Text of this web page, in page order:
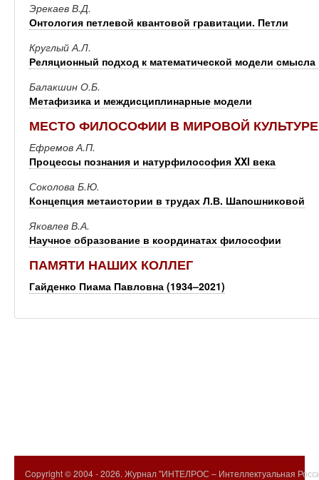
Эрекаев В.Д.
Онтология петлевой квантовой гравитации. Петли
Круглый А.Л.
Реляционный подход к математической модели
Балакшин О.Б.
Метафизика и междисциплинарные модели
МЕСТО ФИЛОСОФИИ В МИРОВОЙ КУЛЬТУРЕ
Ефремов А.П.
Процессы познания и натурфилософия XXI века
Соколова Б.Ю.
Концепция метаистории в трудах Л.В. Шапошниковой
Яковлев В.А.
Научное образование в координатах философии
ПАМЯТИ НАШИХ КОЛЛЕГ
Гайденко Пиама Павловна (1934–2021)
Copyright © 2004 -2026. Журнал "ИНТЕЛРОС – Интеллектуальная